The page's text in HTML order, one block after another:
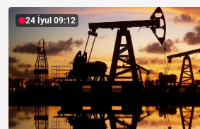
24 İyul 09:12